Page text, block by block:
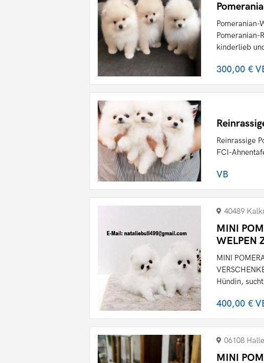
Pomeranian-
Pomeranian-
kinderlieb
300,00 €
Reinrassige
FCI-
VB
40489
MINI
WELPEN
MINI
Hündin,
400,00 €
06108 Halle
MINI